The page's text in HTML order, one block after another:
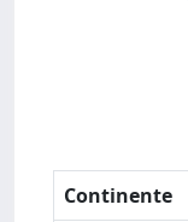
Continente